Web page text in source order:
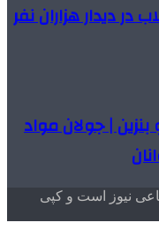
در دیدار هزاران نفر
| جولان مواد
نیوز است و کپی